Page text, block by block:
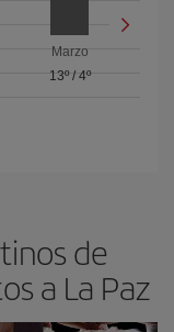
Marzo
13º/ 4º
de
a La Paz